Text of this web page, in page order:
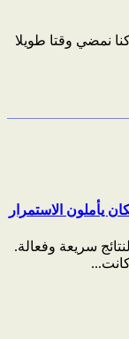
نمضي وقتا طويلا
يأملون الاستمرار
سريعة وفعالة.